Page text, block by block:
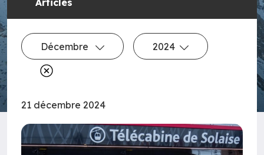
Articles
Décembre 2024
21 décembre 2024